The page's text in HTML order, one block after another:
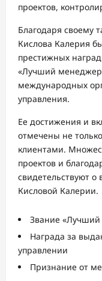
проектов,
Благодаря своему
Кислова Калерия
престижных
«Лучший менеджер
международных
управления.
Ее достижения и
отмечены не
клиентами.
проектов и
свидетельствуют
Кисловой Калерии.
Звание
Награда за
управлении
Признание от